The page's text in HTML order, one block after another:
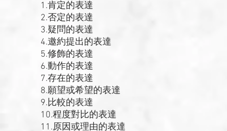
1.肯定的表達
2.否定的表達
3.疑問的表達
4.邀約提出的表達
5.修飾的表達
6.動作的表達
7.存在的表達
8.願望或希望的表達
9.比較的表達
10.程度對比的表達
11.原因或理由的表達